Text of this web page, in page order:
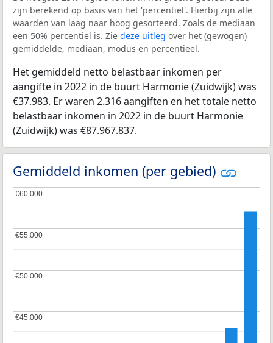
zijn berekend op basis van het 'percentiel'. Hierbij zijn alle
waarden van laag naar hoog gesorteerd. Zoals de mediaan
een 50% percentiel is. Zie deze uitleg over het (gewogen)
gemiddelde, mediaan, modus en percentieel.
Het gemiddeld netto belastbaar inkomen per
aangifte in 2022 in de buurt Harmonie (Zuidwijk) was
€37.983. Er waren 2.316 aangiften en het totale netto
belastbaar inkomen in 2022 in de buurt Harmonie
(Zuidwijk) was €87.967.837.
Gemiddeld inkomen (per gebied)
€45.000
€45.000
€50.000
€50.000
€55.000
€55.000
€60.000
€60.000